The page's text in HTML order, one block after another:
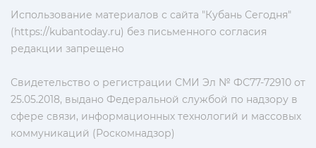
Использование материалов с сайта "Кубань Сегодня"
(https://kubantoday.ru) без письменного согласия
редакции запрещено
Свидетельство о регистрации СМИ Эл № ФС77-72910 от
25.05.2018, выдано Федеральной службой по надзору в
сфере связи, информационных технологий и массовых
коммуникаций (Роскомнадзор)